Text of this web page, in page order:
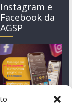
Instagram e
Facebook da
AGSP